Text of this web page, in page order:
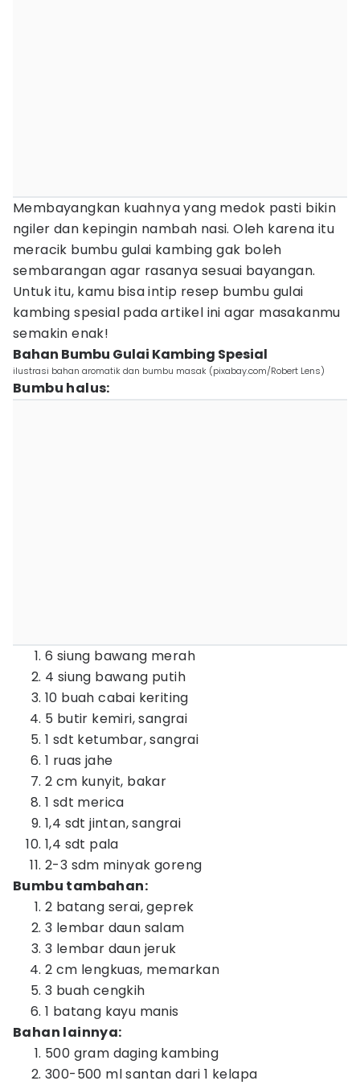
Membayangkan kuahnya yang medok pasti bikin
ngiler dan kepingin nambah nasi. Oleh karena itu
meracik bumbu gulai kambing gak boleh
sembarangan agar rasanya sesuai bayangan.
Untuk itu, kamu bisa intip resep bumbu gulai
kambing spesial pada artikel ini agar masakanmu
semakin enak!
Bahan Bumbu Gulai Kambing Spesial
ilustrasi bahan aromatik dan bumbu masak (pixabay.com/Robert Lens)
Bumbu halus:
6 siung bawang merah
4 siung bawang putih
10 buah cabai keriting
5 butir kemiri, sangrai
1 sdt ketumbar, sangrai
1 ruas jahe
2 cm kunyit, bakar
1 sdt merica
1,4 sdt jintan, sangrai
1,4 sdt pala
2-3 sdm minyak goreng
Bumbu tambahan:
2 batang serai, geprek
3 lembar daun salam
3 lembar daun jeruk
2 cm lengkuas, memarkan
3 buah cengkih
1 batang kayu manis
Bahan lainnya:
500 gram daging kambing
300-500 ml santan dari 1 kelapa